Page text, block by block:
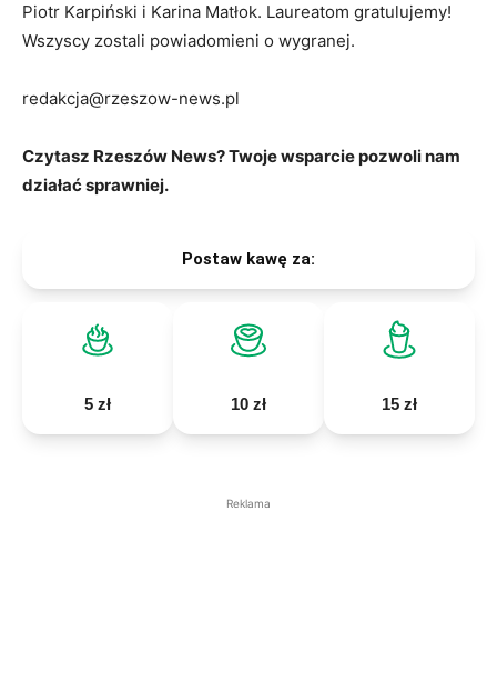
Piotr Karpiński i Karina Matłok. Laureatom gratulujemy!
Wszyscy zostali powiadomieni o wygranej.
redakcja@rzeszow-news.pl
Czytasz Rzeszów News? Twoje wsparcie pozwoli nam
działać sprawniej.
Postaw kawę za:
5 zł 10 zł 15 zł
Reklama